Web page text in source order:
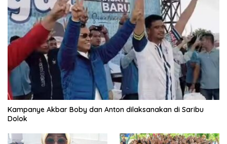
Kampanye Akbar Boby dan Anton dilaksanakan di Saribu
Dolok